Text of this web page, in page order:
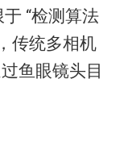
“检测算法
传统多相机
鱼眼镜头目